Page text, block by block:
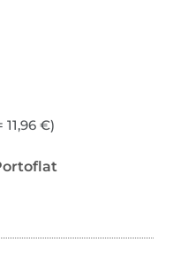
11,96 €)